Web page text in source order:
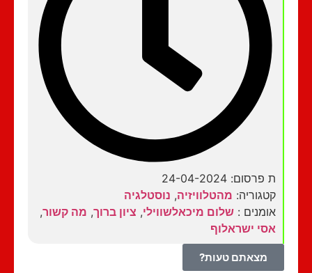
ת פרסום: 24-04-2024
קטגוריה:מהטלוויזיה, נוסטלגיה
אומנים :שלום מיכאלשווילי,ציון ברוך,מה קשור,
אסי ישראלוף
מצאתם טעות?